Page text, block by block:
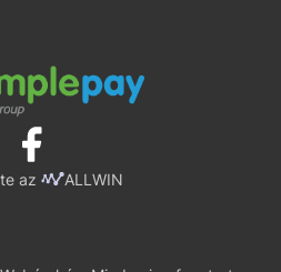
az ALLWIN